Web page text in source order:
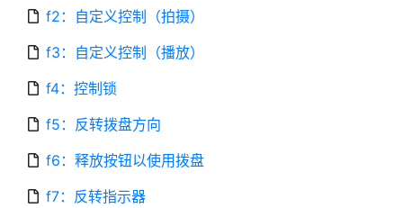
f2：自定义控制（拍摄）
f3：自定义控制（播放）
f4：控制锁
f5：反转拨盘方向
f6：释放按钮以使用拨盘
f7：反转指示器